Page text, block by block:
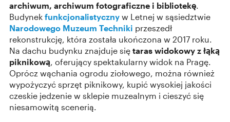
archiwum, archiwum fotograficzne i bibliotekę.
Budynek funkcjonalistyczny w Letnej w sąsiedztwie
Narodowego Muzeum Techniki przeszedł
rekonstrukcję, która została ukończona w 2017 roku.
Na dachu budynku znajduje się taras widokowy z łąką
piknikową, oferujący spektakularny widok na Pragę.
Oprócz wąchania ogrodu ziołowego, można również
wypożyczyć sprzęt piknikowy, kupić wysokiej jakości
czeskie jedzenie w sklepie muzealnym i cieszyć się
niesamowitą scenerią.